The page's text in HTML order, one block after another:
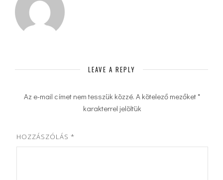
LEAVE A REPLY
Az e-mail címet nem tesszük közzé. A kötelező mezőket*
karakterrel jelöltük
HOZZÁSZÓLÁS *